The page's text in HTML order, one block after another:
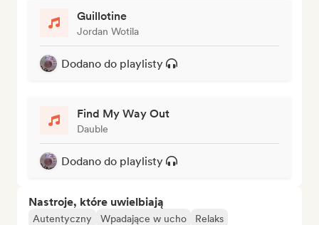
Guillotine
Jordan Wotila
Dodano do playlisty
Find My Way Out
Dauble
Dodano do playlisty
Nastroje, które uwielbiają
Autentyczny Wpadające w ucho
Relaks